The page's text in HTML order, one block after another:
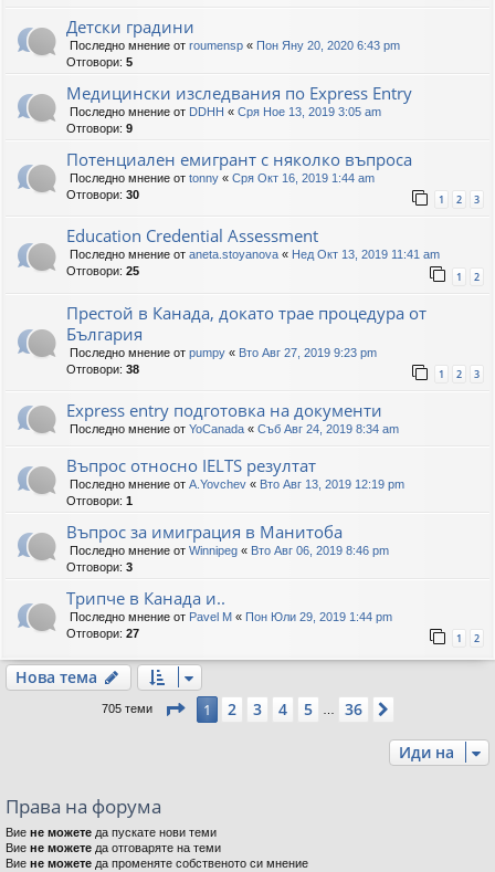
Детски градини
Последно мнение от roumensp « Пон Яну 20, 2020 6:43 pm
Отговори: 5
Медицински изследвания по Express Entry
Последно мнение от DDHH « Сря Ное 13, 2019 3:05 am
Отговори: 9
Потенциален емигрант с няколко въпроса
Последно мнение от tonny « Сря Окт 16, 2019 1:44 am
Отговори: 30 1 2 3
Education Credential Assessment
Последно мнение от aneta.stoyanova « Нед Окт 13, 2019 11:41 am
Отговори: 25 1 2
Престой в Канада, докато трае процедура от
България
Последно мнение от pumpy « Вто Авг 27, 2019 9:23 pm
Отговори: 38 1 2 3
Express entry подготовка на документи
Последно мнение от YoCanada « Съб Авг 24, 2019 8:34 am
Въпрос относно IELTS резултат
Последно мнение от A.Yovchev « Вто Авг 13, 2019 12:19 pm
Отговори: 1
Въпрос за имиграция в Манитоба
Последно мнение от Winnipeg « Вто Авг 06, 2019 8:46 pm
Отговори: 3
Трипче в Канада и..
Последно мнение от Pavel M « Пон Юли 29, 2019 1:44 pm
Отговори: 27 1 2
Нова тема
705 теми Страница от 36
1 2 3 4 5 36
Иди на
Права на форума
Вие не можете да пускате нови теми
Вие не можете да отговаряте на теми
Вие не можете да променяте собственото си мнение